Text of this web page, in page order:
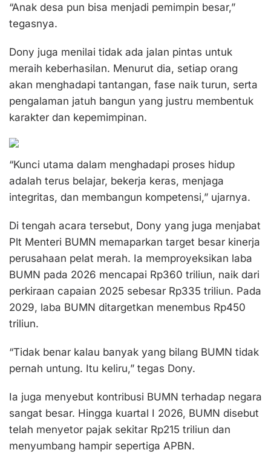
“Anak desa pun bisa menjadi pemimpin besar,”
tegasnya.
Dony juga menilai tidak ada jalan pintas untuk
meraih keberhasilan. Menurut dia, setiap orang
akan menghadapi tantangan, fase naik turun, serta
pengalaman jatuh bangun yang justru membentuk
karakter dan kepemimpinan.
“Kunci utama dalam menghadapi proses hidup
adalah terus belajar, bekerja keras, menjaga
integritas, dan membangun kompetensi,” ujarnya.
Di tengah acara tersebut, Dony yang juga menjabat
Plt Menteri BUMN memaparkan target besar kinerja
perusahaan pelat merah. Ia memproyeksikan laba
BUMN pada 2026 mencapai Rp360 triliun, naik dari
perkiraan capaian 2025 sebesar Rp335 triliun. Pada
2029, laba BUMN ditargetkan menembus Rp450
triliun.
“Tidak benar kalau banyak yang bilang BUMN tidak
pernah untung. Itu keliru,” tegas Dony.
Ia juga menyebut kontribusi BUMN terhadap negara
sangat besar. Hingga kuartal I 2026, BUMN disebut
telah menyetor pajak sekitar Rp215 triliun dan
menyumbang hampir sepertiga APBN.